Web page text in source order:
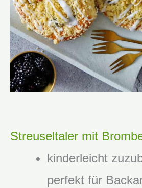
Streuseltaler mit
kinderleicht
perfekt für